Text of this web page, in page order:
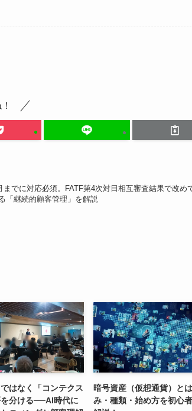
までに対応必須。FATF第4次対日相互審査結果で改め
「継続的顧客管理」を解説
はなく「コンテクス
を分ける──AI時代に
暗号資産（仮想通貨）と
み・種類・始め方を初心